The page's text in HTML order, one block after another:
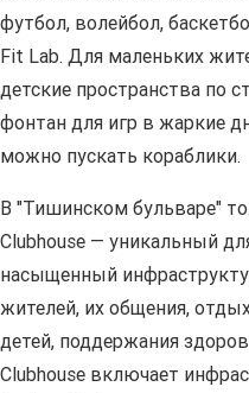
футбол, волейбол,
Fit Lab. Для маленьких
детские пространства по
фонтан для игр в жаркие
можно пускать кораблики.
В "Тишинском бульваре"
Clubhouse — уникальный
насыщенный
жителей, их общения,
детей, поддержания
Clubhouse включает